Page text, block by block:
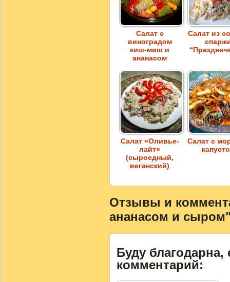
Салат с
виноградом
киш-миш и
ананасом
Салат из
Салат «Оливье-
лайт»
(сыроедный,
веганский)
Салат с
Отзывы и
ананасом и
Буду благодарна,
комментарий: